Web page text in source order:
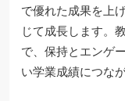
で優れた成果を上
じて成長します。
で、保持とエンゲ
い学業成績につなが